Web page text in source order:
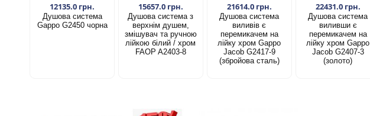
12135.0 грн.
Душова система
Gappo G2450 чорна
15657.0 грн.
Душова система з
верхнім душем,
змішувач та ручною
лійкою білий / хром
FAОP A2403-8
21614.0 грн.
Душова система
виливів є
перемикачем на
лійку хром Gappo
Jacob G2417-9
(збройова сталь)
22431.0 грн.
Душова система
виливши є
перемикачем на
лійку хром Gappo
Jacob G2407-3
(золото)